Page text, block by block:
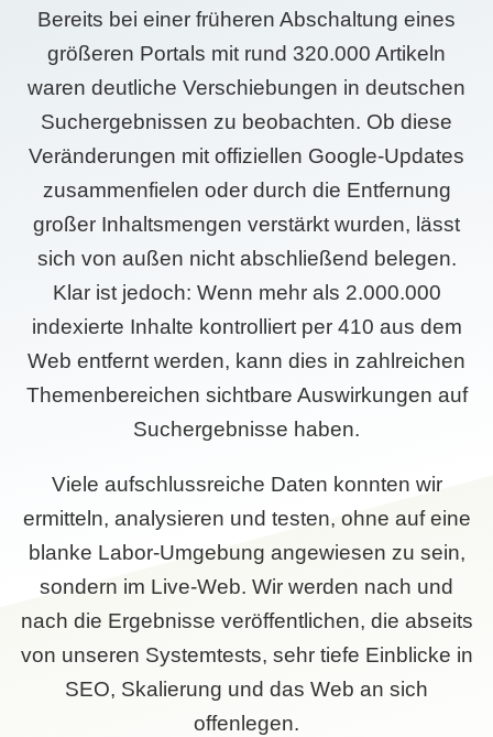
Bereits bei einer früheren Abschaltung eines
größeren Portals mit rund 320.000 Artikeln
waren deutliche Verschiebungen in deutschen
Suchergebnissen zu beobachten. Ob diese
Veränderungen mit offiziellen Google-Updates
zusammenfielen oder durch die Entfernung
großer Inhaltsmengen verstärkt wurden, lässt
sich von außen nicht abschließend belegen.
Klar ist jedoch: Wenn mehr als 2.000.000
indexierte Inhalte kontrolliert per 410 aus dem
Web entfernt werden, kann dies in zahlreichen
Themenbereichen sichtbare Auswirkungen auf
Suchergebnisse haben.
Viele aufschlussreiche Daten konnten wir
ermitteln, analysieren und testen, ohne auf eine
blanke Labor-Umgebung angewiesen zu sein,
sondern im Live-Web. Wir werden nach und
nach die Ergebnisse veröffentlichen, die abseits
von unseren Systemtests, sehr tiefe Einblicke in
SEO, Skalierung und das Web an sich
offenlegen.